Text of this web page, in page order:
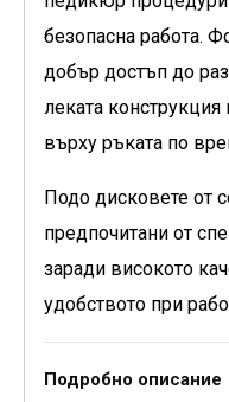
безопасна работа.
добър достъп до
леката
върху ръката по
Подо дисковете от
предпочитани от
заради високото
удобството при
Подробно описание